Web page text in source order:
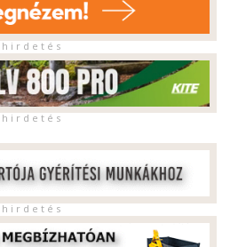
h i r d e t é s
h i r d e t é s
h i r d e t é s